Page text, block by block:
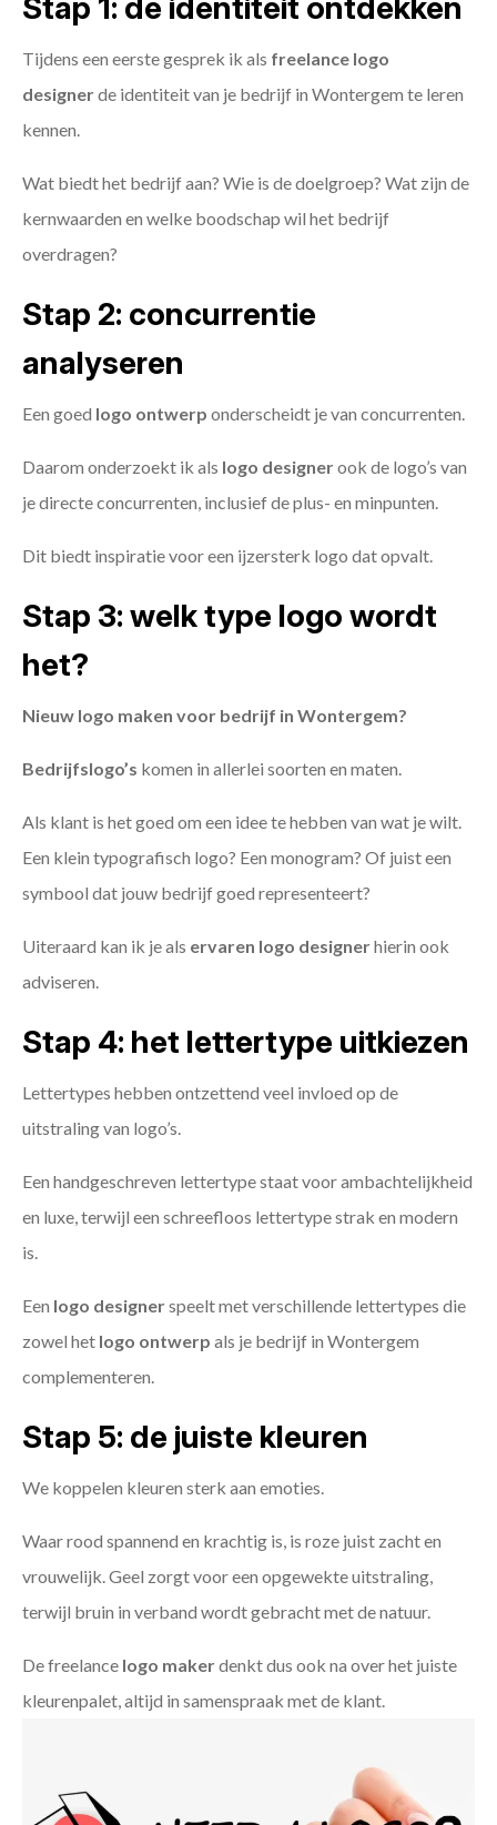
Stap 1: de identiteit ontdekken
Tijdens een eerste gesprek ik als freelance logo
designerde identiteit van je bedrijf in Wontergem te leren
kennen.
Wat biedt het bedrijf aan? Wie is de doelgroep? Wat zijn de
kernwaarden en welke boodschap wil het bedrijf
overdragen?
Stap 2: concurrentie
analyseren
Een goed logo ontwerp onderscheidt je van concurrenten.
Daarom onderzoekt ik als logo designerook de logo’s van
je directe concurrenten, inclusief de plus- en minpunten.
Dit biedt inspiratie voor een ijzersterk logo dat opvalt.
Stap 3: welk type logo wordt
het?
Nieuw logo maken voor bedrijf in Wontergem?
Bedrijfslogo’s komen in allerlei soorten en maten.
Als klant is het goed om een idee te hebben van wat je wilt.
Een klein typografisch logo? Een monogram? Of juist een
symbool dat jouw bedrijf goed representeert?
Uiteraard kan ik je als ervaren logo designerhierin ook
adviseren.
Stap 4: het lettertype uitkiezen
Lettertypes hebben ontzettend veel invloed op de
uitstraling van logo’s.
Een handgeschreven lettertype staat voor ambachtelijkheid
en luxe, terwijl een schreefloos lettertype strak en modern
is.
Een logo designerspeelt met verschillende lettertypes die
zowel het logo ontwerp als je bedrijf in Wontergem
complementeren.
Stap 5: de juiste kleuren
We koppelen kleuren sterk aan emoties.
Waar rood spannend en krachtig is, is roze juist zacht en
vrouwelijk. Geel zorgt voor een opgewekte uitstraling,
terwijl bruin in verband wordt gebracht met de natuur.
De freelance logo makerdenkt dus ook na over het juiste
kleurenpalet, altijd in samenspraak met de klant.